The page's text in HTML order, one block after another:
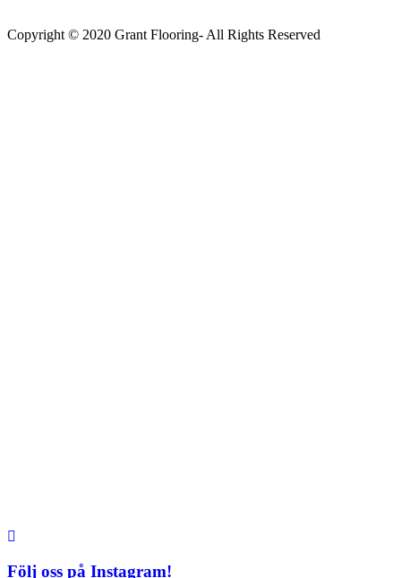
Copyright © 2020 Grant Flooring- All Rights Reserved
Följ oss på Instagram!